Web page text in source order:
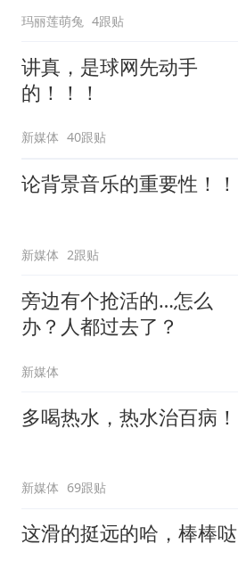
玛丽莲萌兔 4跟贴
讲真，是球网先动手
的！！！
新媒体 40跟贴
论背景音乐的重要性！！
新媒体 2跟贴
旁边有个抢活的…怎么
办？人都过去了？
新媒体
多喝热水，热水治百病！
新媒体 69跟贴
这滑的挺远的哈，棒棒哒